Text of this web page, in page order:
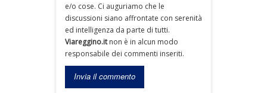
e/o cose. Ci auguriamo che le
discussioni siano affrontate con serenità
ed intelligenza da parte di tutti.
Viareggino.itnon è in alcun modo
responsabile dei commenti inseriti.